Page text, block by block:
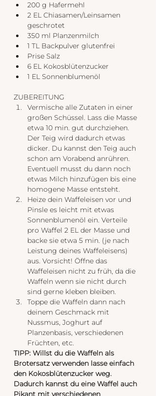
200 g Hafermehl
2 EL Chiasamen/Leinsamen
geschrotet
350 ml Planzenmilch
1 TL Backpulver glutenfrei
Prise Salz
6 EL Kokosblütenzucker
1 EL Sonnenblumenöl
ZUBEREITUNG
Vermische alle Zutaten in einer
großen Schüssel. Lass die Masse
etwa 10 min. gut durchziehen.
Der Teig wird dadurch etwas
dicker. Du kannst den Teig auch
schon am Vorabend anrühren.
Eventuell musst du dann noch
etwas Milch hinzufügen bis eine
homogene Masse entsteht.
Heize dein Waffeleisen vor und
Pinsle es leicht mit etwas
Sonnenblumenöl ein. Verteile
pro Waffel 2 EL der Masse und
backe sie etwa 5 min. (je nach
Leistung deines Waffeleisens)
aus. Vorsicht! Öffne das
Waffeleisen nicht zu früh, da die
Waffeln wenn sie nicht durch
sind gerne kleben bleiben.
Toppe die Waffeln dann nach
deinem Geschmack mit
Nussmus, Joghurt auf
Planzenbasis, verschiedenen
Früchten, etc.
TIPP: Willst du die Waffeln als
Brotersatz verwenden lasse einfach
den Kokosblütenzucker weg.
Dadurch kannst du eine Waffel auch
Pikant mit verschiedenen